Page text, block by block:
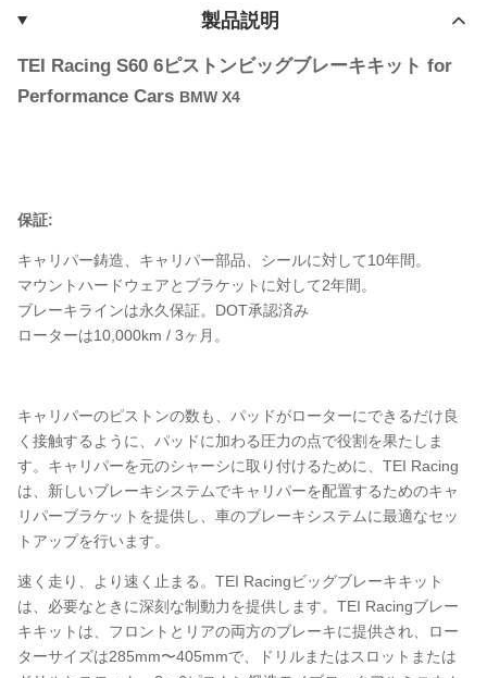
製品説明
TEI Racing S60 6ピストンビッグブレーキキット for
Performance Cars BMW X4
保証:
キャリパー鋳造、キャリパー部品、シールに対して10年間。
マウントハードウェアとブラケットに対して2年間。
ブレーキラインは永久保証。DOT承認済み
ローターは10,000km / 3ヶ月。
キャリパーのピストンの数も、パッドがローターにできるだけ良
く接触するように、パッドに加わる圧力の点で役割を果たしま
す。キャリパーを元のシャーシに取り付けるために、TEI Racing
は、新しいブレーキシステムでキャリパーを配置するためのキャ
リパーブラケットを提供し、車のブレーキシステムに最適なセッ
トアップを行います。
速く走り、より速く止まる。TEI Racingビッグブレーキキット
は、必要なときに深刻な制動力を提供します。TEI Racingブレー
キキットは、フロントとリアの両方のブレーキに提供され、ロー
ターサイズは285mm〜405mmで、ドリルまたはスロットまたは